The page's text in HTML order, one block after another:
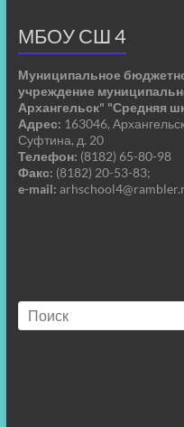
МБОУ СШ 4
Муниципальное
учреждение
Архангельск" "Средняя
Адрес: 163046,
Суфтина, д. 20
Телефон: (8182) 65-80-98
Факс: (8182) 20-53-83;
e-mail: